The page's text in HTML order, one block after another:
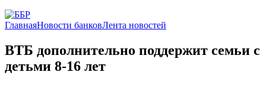
ГлавнаяНовости банковЛента новостей
ВТБ дополнительно поддержит семьи с
детьми 8-16 лет